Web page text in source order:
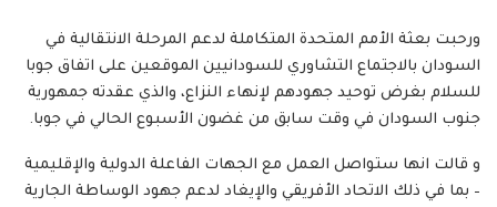
ورحبت بعثة الأمم المتحدة المتكاملة لدعم المرحلة الانتقالية في
السودان بالاجتماع التشاوري للسودانيين الموقعين على اتفاق جوبا
للسلام بغرض توحيد جهودهم لإنهاء النزاع، والذي عقدته جمهورية
جنوب السودان في وقت سابق من غضون الأسبوع الحالي في جوبا.
و قالت انها ستواصل العمل مع الجهات الفاعلة الدولية والإقليمية
– بما في ذلك الاتحاد الأفريقي والإيغاد لدعم جهود الوساطة الجارية